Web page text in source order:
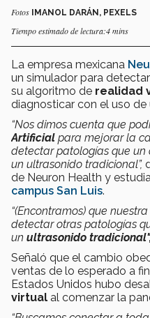
Fotos IMANOL DARÁN, PEXELS
Tiempo estimado de lectura:4 mins
La empresa mexicana
un simulador para
su algoritmo de realidad
diagnosticar con el uso de
“Nos dimos cuenta que
Artificial para mejorar la
detectar patologías que un
un ultrasonido tradicional”,
de Neuron Health y
campus San Luis.
“(Encontramos) que
detectar otras patologías
un ultrasonido
Señaló que el cambio
ventas de lo esperado a
Estados Unidos hubo
virtual al comenzar la